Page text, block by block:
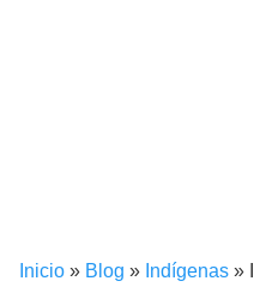
Inicio » Blog » Indígenas »